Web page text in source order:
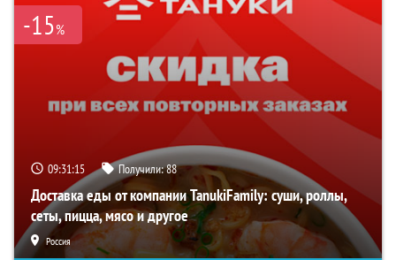
-15%
09:31:15 Получили:88
Доставка еды от компании TanukiFamily: суши, роллы,
сеты, пицца, мясо и другое
Россия